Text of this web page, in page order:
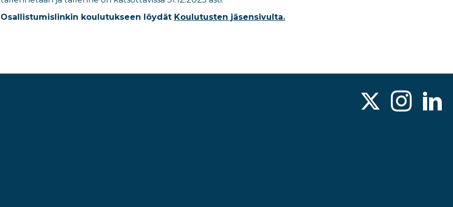
Osallistumislinkin koulutukseen löydät Koulutusten jäsensivulta.